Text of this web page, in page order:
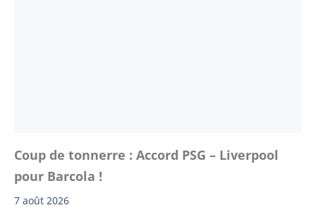
Coup de tonnerre : Accord PSG – Liverpool
pour Barcola !
7 août 2026